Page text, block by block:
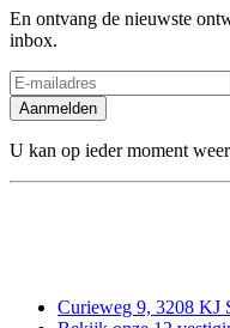
En ontvang de nieuwste
inbox.
Aanmelden
U kan op ieder moment
Curieweg 9, 3208 KJ